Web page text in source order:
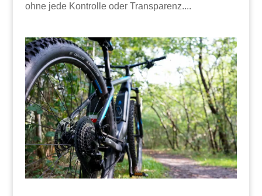
ohne jede Kontrolle oder Transparenz....